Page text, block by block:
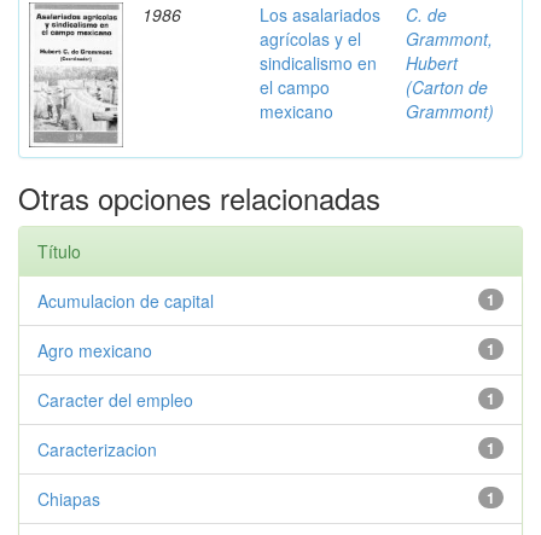
1986
Los asalariados
agrícolas y el
sindicalismo en
el campo
mexicano
C. de
Grammont,
Hubert
(Carton de
Grammont)
Otras opciones relacionadas
Título
1
Acumulacion de capital
1
Agro mexicano
1
Caracter del empleo
1
Caracterizacion
1
Chiapas